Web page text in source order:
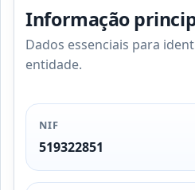
Informação
Dados essenciais para
entidade.
NIF
519322851